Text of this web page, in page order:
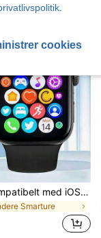
Nyt smartur, kompatibelt med iOS/Android, understøttelse af flere sprog, opkalds- og beskednotifikationer, daglig brug og gaveidé, moderigtigt design, HD-skærm
Smarture
cookies